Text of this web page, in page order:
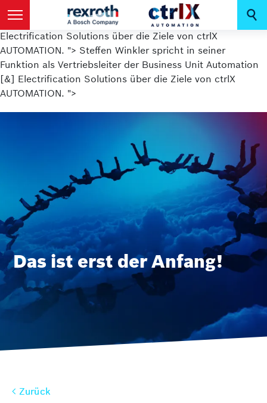
Steffen Winkler spricht in seiner Funktion als
Vertriebsleiter der Business Unit Automation [&]
Electrification Solutions über die Ziele von ctrlX
AUTOMATION. "> Steffen Winkler spricht in seiner
Funktion als Vertriebsleiter der Business Unit Automation
[&] Electrification Solutions über die Ziele von ctrlX
AUTOMATION. ">
Zurück
Das ist erst der Anfang!
Zurück